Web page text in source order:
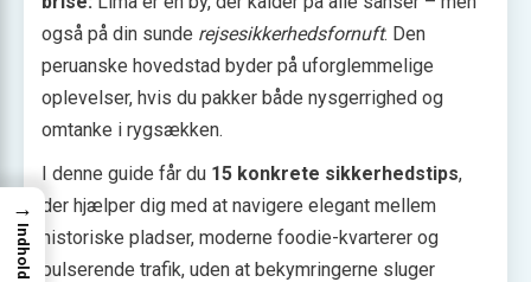
også på din sunde rejsesikkerhedsfornuft. Den
peruanske hovedstad byder på uforglemmelige
oplevelser, hvis du pakker både nysgerrighed og
omtanke i rygsækken.
I denne guide får du 15 konkrete sikkerhedstips,
der hjælper dig med at navigere elegant mellem
historiske pladser, moderne foodie-kvarterer og
pulserende trafik, uden at bekymringerne sluger
→
Indhold